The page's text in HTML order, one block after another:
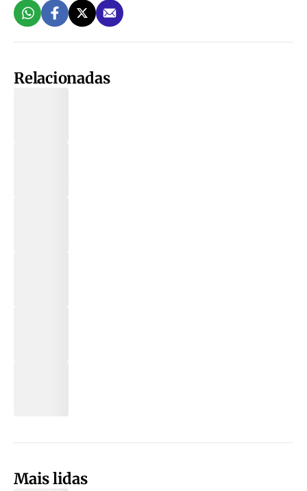
Relacionadas
Mais lidas